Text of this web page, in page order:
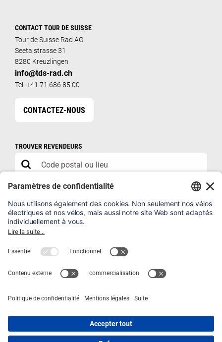
CONTACT TOUR DE SUISSE
Tour de Suisse Rad AG
Seetalstrasse 31
8280 Kreuzlingen
info@tds-rad.ch
Tel. +41 71 686 85 00
CONTACTEZ-NOUS
TROUVER REVENDEURS
B2B SHOP
FAQ ENREGISTRER UN VÉLO
MENTIONS LÉGALES